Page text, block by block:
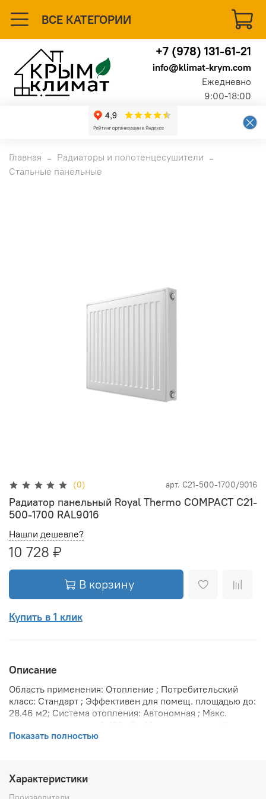
ВСЕ КАТЕГОРИИ
+7 (978) 131-61-21
info@klimat-krym.com
Ежедневно
9:00-18:00
Главная
Радиаторы и полотенцесушители
Стальные панельные
(0) арт. C21-500-1700/9016
Радиатор панельный Royal Thermo COMPACT C21-
500-1700 RAL9016
Нашли дешевле?
10 728 ₽
В корзину
Купить в 1 клик
Описание
Область применения: Отопление ; Потребительский
класс: Стандарт ; Эффективен для помещ. площадью до:
28.46 м2; Система отопления: Автономная ; Макс.
давление: 10 бар; Предельное давление: 25 бар;
размещения: Горизонтальное ; Вид установки
(крепления): Настенная ; Макс. температура
теплоносителя: 110 °С; Межосевое расстояние: 445 мм;
Показать полностью
Характеристики